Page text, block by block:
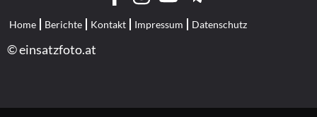
Home Berichte Kontakt Impressum Datenschutz
© einsatzfoto.at